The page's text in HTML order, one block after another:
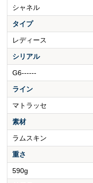
シャネル
タイプ
レディース
シリアル
G6------
ライン
マトラッセ
素材
ラムスキン
重さ
590g